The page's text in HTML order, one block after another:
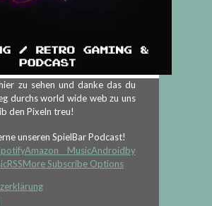
zu sehen und danke das du
durchs world wide web zu uns
den Pixeln treu!
unseren SpielBar Podcast!
Amazon MusicAndroidby
RSSMore Subscribe Options